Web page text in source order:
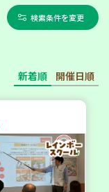
検索条件を変更
新着順 開催日順